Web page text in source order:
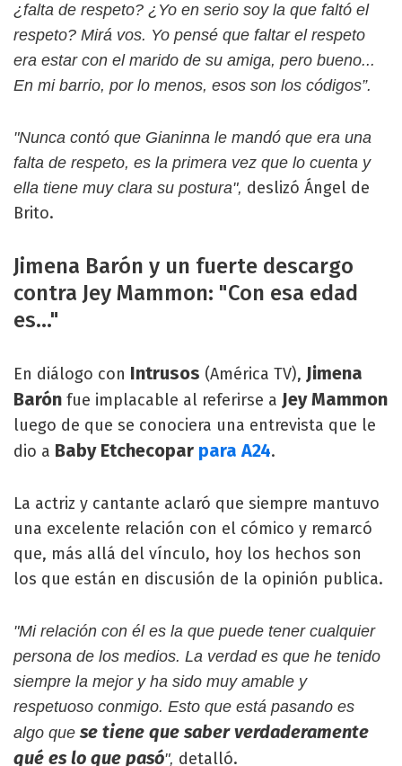
¿falta de respeto? ¿Yo en serio soy la que faltó el
respeto? Mirá vos. Yo pensé que faltar el respeto
era estar con el marido de su amiga, pero bueno...
En mi barrio, por lo menos, esos son los códigos”.
"Nunca contó que Gianinna le mandó que era una
falta de respeto, es la primera vez que lo cuenta y
ella tiene muy clara su postura", deslizó Ángel de
Brito.
Jimena Barón y un fuerte descargo
contra Jey Mammon: "Con esa edad
es..."
En diálogo con Intrusos (América TV), Jimena
Barón fue implacable al referirse a Jey Mammon
luego de que se conociera una entrevista que le
dio a Baby Etchecopar para A24.
La actriz y cantante aclaró que siempre mantuvo
una excelente relación con el cómico y remarcó
que, más allá del vínculo, hoy los hechos son
los que están en discusión de la opinión publica.
"Mi relación con él es la que puede tener cualquier
persona de los medios. La verdad es que he tenido
siempre la mejor y ha sido muy amable y
respetuoso conmigo. Esto que está pasando es
algo que se tiene que saber verdaderamente
qué es lo que pasó", detalló.